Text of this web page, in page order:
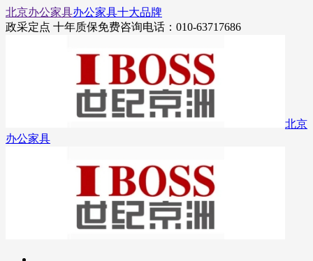
北京办公家具办公家具十大品牌
政采定点 十年质保免费咨询电话：010-63717686
北京
办公家具